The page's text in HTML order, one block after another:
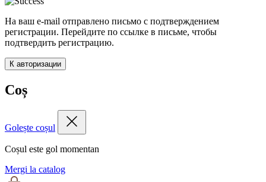
На ваш e-mail отправлено письмо с подтверждением
регистрации. Перейдите по ссылке в письме, чтобы
подтвердить регистрацию.
К авторизации
Coș
Golește coșul
Coșul este gol momentan
Mergi la catalog